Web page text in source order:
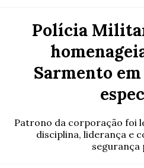
Polícia
Sarmento
Patrono da corporação foi
disciplina, liderança e
segurança